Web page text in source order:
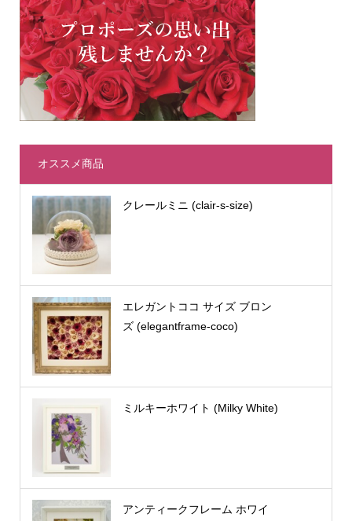
オススメ商品
クレールミニ (clair-s-size)
エレガントココ サイズ ブロン
ズ (elegantframe-coco)
ミルキーホワイト (Milky White)
アンティークフレーム ホワイ